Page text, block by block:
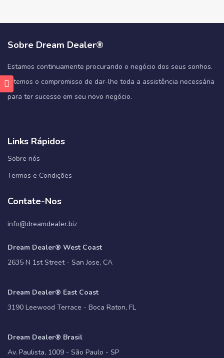
Sobre Dream Dealer®
Estamos continuamente procurando o negócio dos seus sonhos.
E temos o compromisso de dar-lhe toda a assistência necessária
para ter sucesso em seu novo negócio.
Links Rápidos
Sobre nós
Termos e Condições
Contate-Nos
info@dreamdealer.biz
Dream Dealer® West Coast
2635 N 1st Street - San Jose, CA
Dream Dealer® East Coast
3190 Leewood Terrace - Boca Raton, FL
Dream Dealer® Brasil
Av. Paulista, 1009 - São Paulo - SP